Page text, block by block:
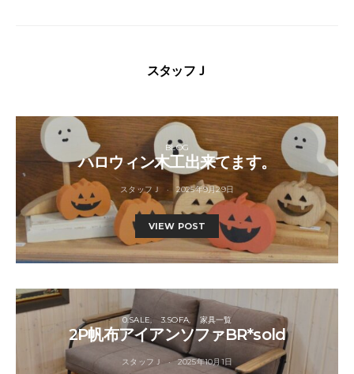
スタッフＪ
BLOG
ハロウィン木工出来てます。
スタッフＪ 2025年9月29日
VIEW POST
0.SALE 3.SOFA 家具一覧
2P帆布アイアンソファBR*sold
スタッフＪ 2025年10月1日